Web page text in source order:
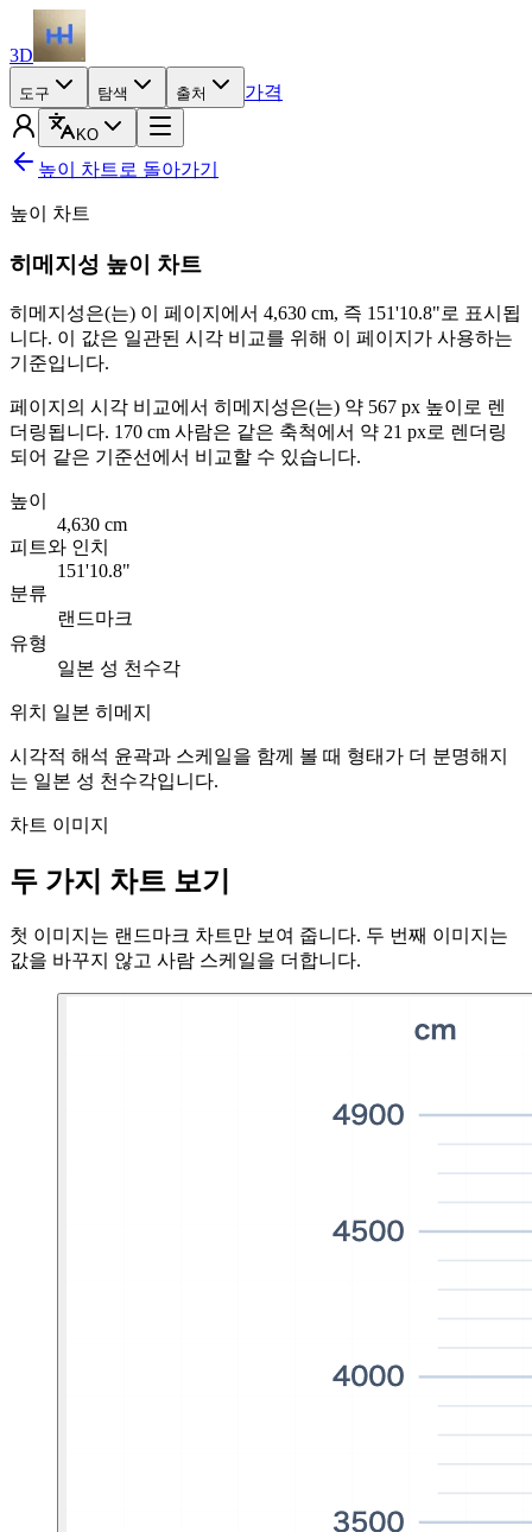
3D
도구 탐색 출처 가격
KO
높이 차트로 돌아가기
높이 차트
히메지성 높이 차트
히메지성은(는) 이 페이지에서 4,630 cm, 즉 151'10.8"로 표시됩
니다. 이 값은 일관된 시각 비교를 위해 이 페이지가 사용하는
기준입니다.
페이지의 시각 비교에서 히메지성은(는) 약 567 px 높이로 렌
더링됩니다. 170 cm 사람은 같은 축척에서 약 21 px로 렌더링
되어 같은 기준선에서 비교할 수 있습니다.
높이
4,630 cm
피트와 인치
151'10.8"
분류
랜드마크
유형
일본 성 천수각
위치 일본 히메지
시각적 해석 윤곽과 스케일을 함께 볼 때 형태가 더 분명해지
는 일본 성 천수각입니다.
차트 이미지
두 가지 차트 보기
첫 이미지는 랜드마크 차트만 보여 줍니다. 두 번째 이미지는
값을 바꾸지 않고 사람 스케일을 더합니다.